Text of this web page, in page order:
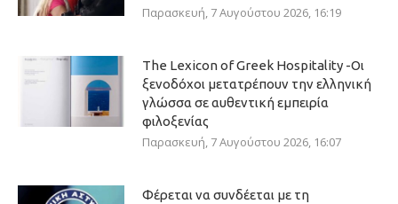
Παρασκευή, 7 Αυγούστου 2026, 16:19
The Lexicon of Greek Hospitality -Οι
ξενοδόχοι μετατρέπουν την ελληνική
γλώσσα σε αυθεντική εμπειρία
φιλοξενίας
Παρασκευή, 7 Αυγούστου 2026, 16:07
Φέρεται να συνδέεται με τη